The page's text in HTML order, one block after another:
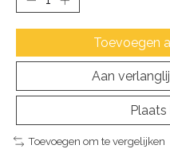
Toevoegen
Aan
Toevoegen om te vergelijken